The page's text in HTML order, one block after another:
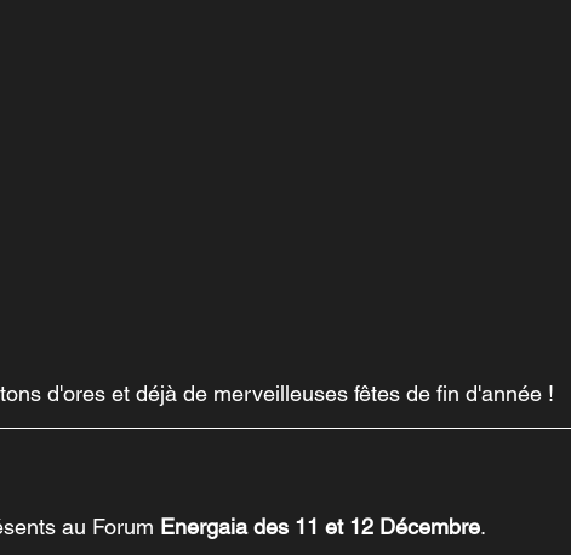
d'ores et déjà de merveilleuses fêtes de fin d'année !
au Forum Energaia des 11 et 12 Décembre.